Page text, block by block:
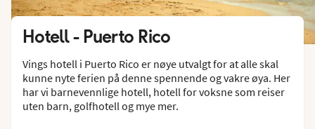
Hotell - Puerto Rico
Vings hotell i Puerto Rico er nøye utvalgt for at alle skal
kunne nyte ferien på denne spennende og vakre øya. Her
har vi barnevennlige hotell, hotell for voksne som reiser
uten barn, golfhotell og mye mer.